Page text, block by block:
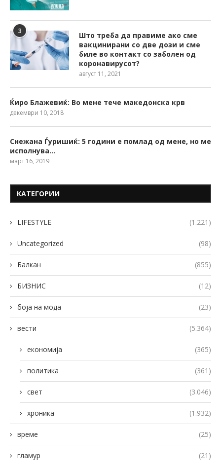
3
Што треба да правиме ако сме
вакцинирани со две дози и сме
биле во контакт со заболен од
коронавирусот?
август 11, 2021
Ќиро Блажевиќ: Во мене тече македонска крв
декември 10, 2018
Снежана Ѓуришиќ: 5 години е помлад од мене, но ме
исполнува…
март 16, 2019
КАТЕГОРИИ
LIFESTYLE (1.221)
Uncategorized (98)
Балкан (855)
БИЗНИС (12)
боја на мода (23)
вести (5.364)
економија (365)
политика (361)
свет (3.046)
хроника (1.932)
време (25)
гламур (21)